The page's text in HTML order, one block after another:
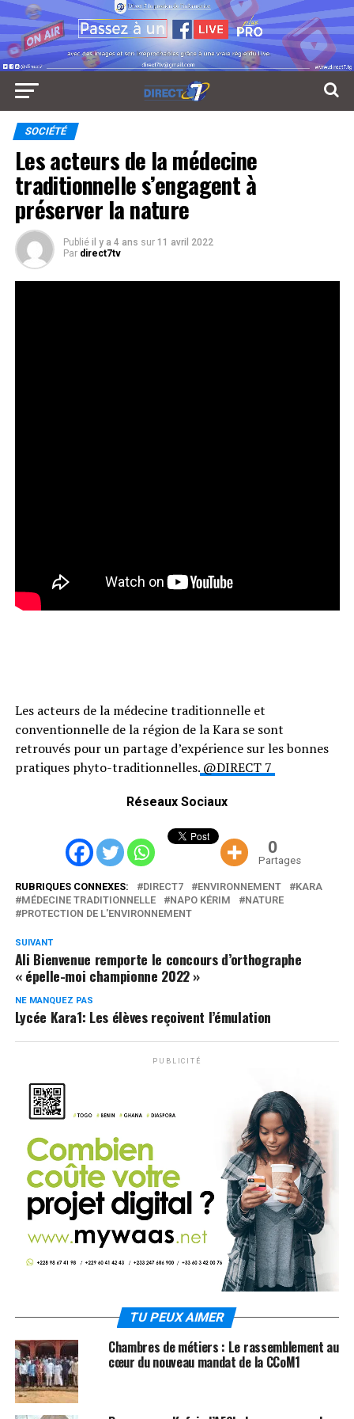
SOCIÉTÉ
Les acteurs de la médecine
traditionnelle s’engagent à
préserver la nature
Publié il y a 4 ans sur 11 avril 2022
Par direct7tv
Les acteurs de la médecine traditionnelle et
conventionnelle de la région de la Kara se sont
retrouvés pour un partage d’expérience sur les bonnes
pratiques phyto-traditionnelles.@DIRECT 7
Réseaux Sociaux
0
Partages
RUBRIQUES CONNEXES: DIRECT7 ENVIRONNEMENT
KARA
MÉDECINE TRADITIONNELLE
NAPO KÉRIM
NATURE
PROTECTION DE L'ENVIRONNEMENT
SUIVANT
Ali Bienvenue remporte le concours d’orthographe
« épelle-moi championne 2022 »
NE MANQUEZ PAS
Lycée Kara1: Les élèves reçoivent l’émulation
PUBLICITÉ
TU PEUX AIMER
Chambres de métiers : Le rassemblement au
cœur du nouveau mandat de la CCoM1